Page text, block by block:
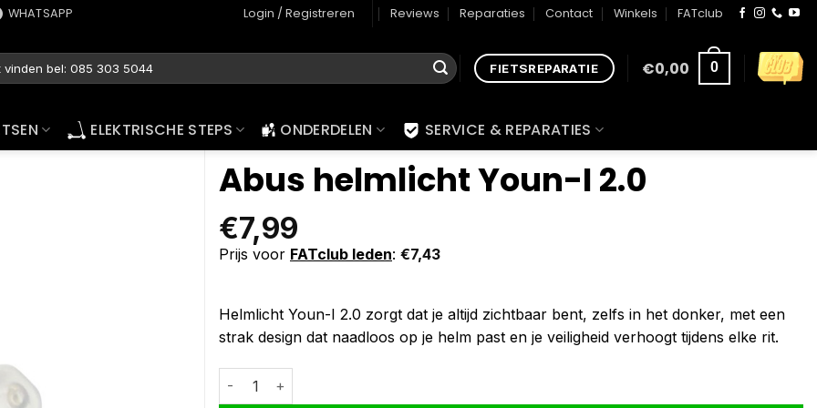
WHATSAPP Login / Registreren Reviews Reparaties Contact Winkels FATclub
FIETSREPARATIE €0,00 0
ELEKTRISCHE STEPS ONDERDELEN SERVICE & REPARATIES
Abus helmlicht Youn-I 2.0
€7,99
Prijs voor FATclub leden: €7,43
Helmlicht Youn-I 2.0 zorgt dat je altijd zichtbaar bent, zelfs in het donker, met een
strak design dat naadloos op je helm past en je veiligheid verhoogt tijdens elke rit.
Abus helmlicht Youn-I 2.0 aantal
Alternative: